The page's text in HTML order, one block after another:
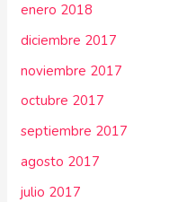
enero 2018
diciembre 2017
noviembre 2017
octubre 2017
septiembre 2017
agosto 2017
julio 2017